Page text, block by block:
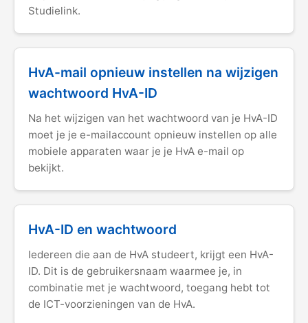
Studielink.
HvA-mail opnieuw instellen na wijzigen
wachtwoord HvA-ID
Na het wijzigen van het wachtwoord van je HvA-ID
moet je je e-mailaccount opnieuw instellen op alle
mobiele apparaten waar je je HvA e-mail op
bekijkt.
HvA-ID en wachtwoord
Iedereen die aan de HvA studeert, krijgt een HvA-
ID. Dit is de gebruikersnaam waarmee je, in
combinatie met je wachtwoord, toegang hebt tot
de ICT-voorzieningen van de HvA.